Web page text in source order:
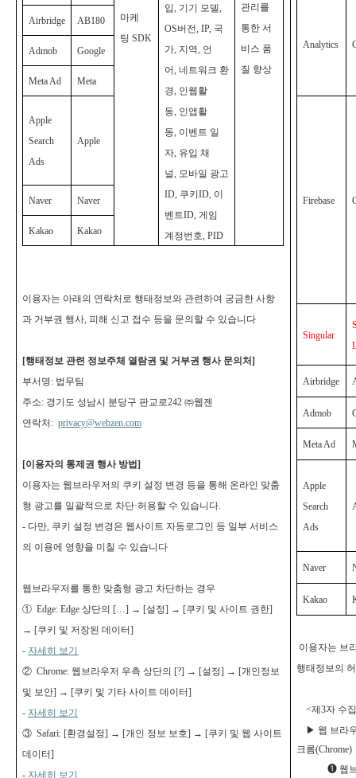
관리를
통한 서
비스 품
질 향상
마케
팅 SDK
입, 기기 모델,
OS버전, IP, 국
가, 지역, 언
어, 네트워크 환
경, 인웹활
동, 인앱활
동, 이벤트 일
자, 유입 채
널, 모바일 광고
ID, 쿠키ID, 이
벤트ID, 게임
계정번호, PID
Airbridge AB180
Admob Google
Meta Ad Meta
Apple
Search
Ads
Apple
Naver Naver
Kakao Kakao
이용자는 아래의 연락처로 행태정보와 관련하여 궁금한 사항
과 거부권 행사, 피해 신고 접수 등을 문의할 수 있습니다
[행태정보 관련 정보주체 열람권 및 거부권 행사 문의처]
부서명: 법무팀
주소: 경기도 성남시 분당구 판교로242 ㈜웹젠
연락처:privacy@webzen.com
[이용자의 통제권 행사 방법]
이용자는 웹브라우저의 쿠키 설정 변경 등을 통해 온라인 맞춤
형 광고를 일괄적으로 차단·허용할 수 있습니다.
- 다만, 쿠키 설정 변경은 웹사이트 자동로그인 등 일부 서비스
의 이용에 영향을 미칠 수 있습니다
웹브라우저를 통한 맞춤형 광고 차단하는 경우
① Edge: Edge 상단의 […] → [설정] → [쿠키 및 사이트 권한]
→ [쿠키 및 저장된 데이터]
- 자세히 보기
② Chrome: 웹브라우저 우측 상단의 [?] → [설정] → [개인정보
및 보안] → [쿠키 및 기타 사이트 데이터]
- 자세히 보기
③ Safari: [환경설정] → [개인 정보 보호] → [쿠키 및 웹 사이트
데이터]
- 자세히 보기
Analytics
Firebase
Singular
Airbridge
Admob
Meta Ad
Apple
Search
Ads
Naver
Kakao
이용자는 브
행태정보의
<제3자 수
▶ 웹 브라
크롬(Chrome)
❶ 웹